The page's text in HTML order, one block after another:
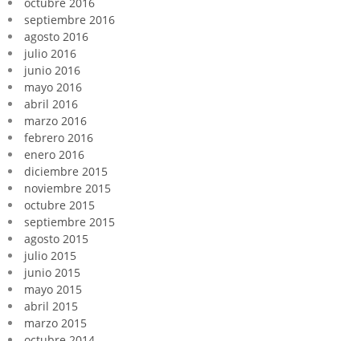
septiembre 2016
agosto 2016
julio 2016
junio 2016
mayo 2016
abril 2016
marzo 2016
febrero 2016
enero 2016
diciembre 2015
noviembre 2015
octubre 2015
septiembre 2015
agosto 2015
julio 2015
junio 2015
mayo 2015
abril 2015
marzo 2015